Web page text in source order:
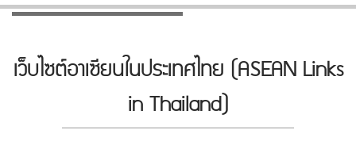
เว็บไซต์อาเซียนในประเทศไทย (ASEAN Links
in Thailand)